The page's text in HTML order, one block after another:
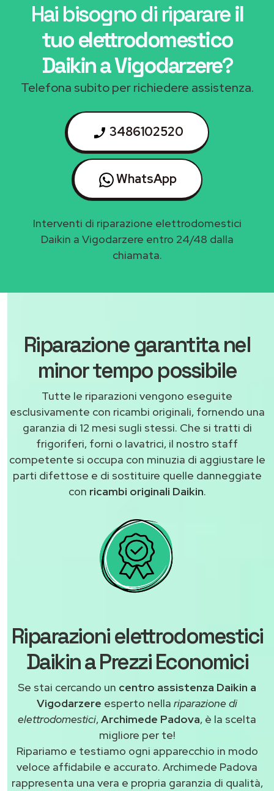
Hai bisogno di riparareil
tuo elettrodomestico
Daikin a Vigodarzere?
Telefona subito per richiedere assistenza.
3486102520
WhatsApp
Interventi di riparazione elettrodomestici
Daikin a Vigodarzere entro 24/48 dalla
chiamata.
Riparazione garantita nel
minor tempo possibile
Tutte le riparazioni vengono eseguite
esclusivamente con ricambi originali, fornendo una
garanzia di 12 mesi sugli stessi. Che si tratti di
frigoriferi, forni o lavatrici, il nostro staff
competente si occupa con minuzia di aggiustare le
parti difettose e di sostituire quelle danneggiate
con ricambi originali Daikin.
Riparazioni elettrodomestici
Daikin a Prezzi Economici
Se stai cercando un centro assistenza Daikin a
Vigodarzere esperto nella riparazione di
elettrodomestici,Archimede Padova, è la scelta
migliore per te!
Ripariamo e testiamo ogni apparecchio in modo
veloce affidabile e accurato. Archimede Padova
rappresenta una vera e propria garanzia di qualità,